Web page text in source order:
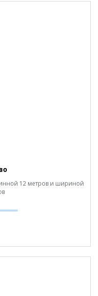
12 метров и шириной